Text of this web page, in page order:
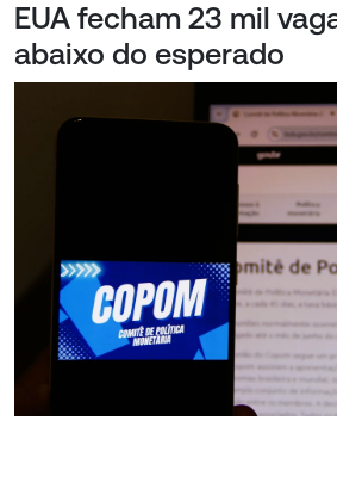
EUA fecham 23 mil
abaixo do esperado